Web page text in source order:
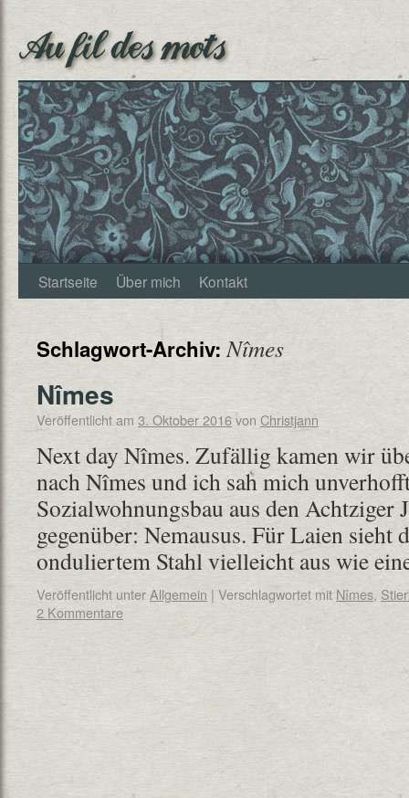
Au fil des mots
Startseite Über mich Kontakt
Schlagwort-Archiv:Nîmes
Nîmes
Veröffentlicht am 3. Oktober 2016von Christjann
Next day Nîmes. Zufällig kamen wir
nach Nîmes und ich sah mich
Sozialwohnungsbau aus den Achtziger
gegenüber: Nemausus. Für Laien sieht
onduliertem Stahl vielleicht aus wie
Veröffentlicht unterAllgemein | Verschlagwortet mit Nîmes,
2 Kommentare